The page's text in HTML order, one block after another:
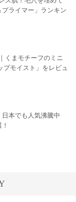
ライマー」ランキン
くまモチーフのミニ
プモイスト」をレビュ
日本でも人気沸騰中